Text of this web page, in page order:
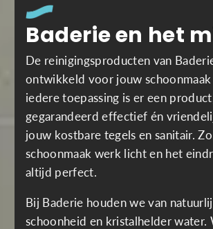
Baderie en het
De reinigingsproducten van
ontwikkeld voor jouw schoonmaak
iedere toepassing is er een
gegarandeerd effectief én
jouw kostbare tegels en sanitair.
schoonmaak werk licht en het
altijd perfect.
Bij Baderie houden we van
schoonheid en kristalhelder water.